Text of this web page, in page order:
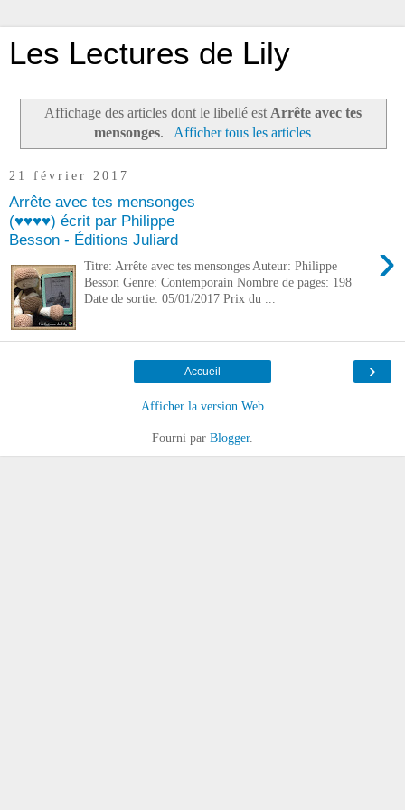
Les Lectures de Lily
Affichage des articles dont le libellé est Arrête avec tes
mensonges. Afficher tous les articles
21 février 2017
Arrête avec tes mensonges
(♥♥♥♥) écrit par Philippe
Besson - Éditions Juliard
›
Titre: Arrête avec tes mensonges Auteur: Philippe
Besson Genre: Contemporain Nombre de pages: 198
Date de sortie: 05/01/2017 Prix du ...
›
Accueil
Afficher la version Web
Fourni par Blogger.